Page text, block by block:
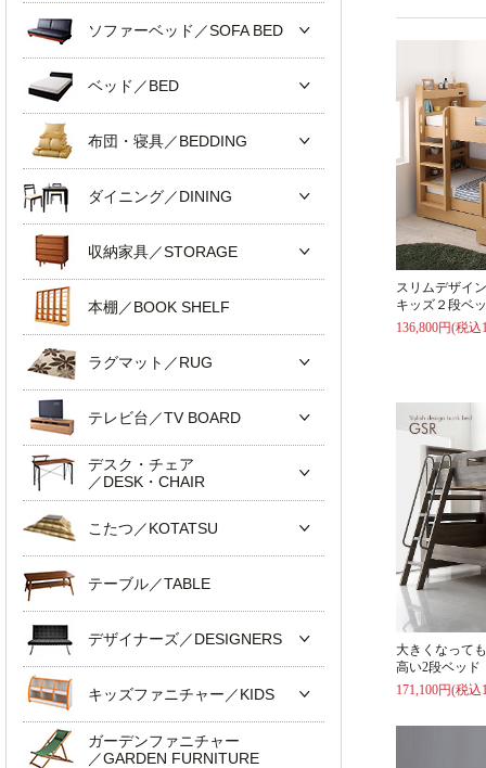
スリムデザイ
キッズ２段ベ
136,800円(税込
大きくなって
高い2段ベッド
171,100円(税込
ソファーベッド／SOFA BED
ベッド／BED
布団・寝具／BEDDING
ダイニング／DINING
収納家具／STORAGE
本棚／BOOK SHELF
ラグマット／RUG
テレビ台／TV BOARD
デスク・チェア
／DESK・CHAIR
こたつ／KOTATSU
テーブル／TABLE
デザイナーズ／DESIGNERS
キッズファニチャー／KIDS
ガーデンファニチャー
／GARDEN FURNITURE